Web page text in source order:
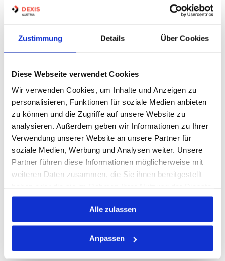
Zustimmung Details Über Cookies
Diese Webseite verwendet Cookies
Wir verwenden Cookies, um Inhalte und Anzeigen zu
personalisieren, Funktionen für soziale Medien anbieten
zu können und die Zugriffe auf unsere Website zu
analysieren. Außerdem geben wir Informationen zu Ihrer
Verwendung unserer Website an unsere Partner für
soziale Medien, Werbung und Analysen weiter. Unsere
Partner führen diese Informationen möglicherweise mit
weiteren Daten zusammen, die Sie ihnen bereitgestellt
gesammelt haben.
Alle zulassen
Anpassen
ID: 124,00mm
STK Warenkorb
Nicht auf Lager